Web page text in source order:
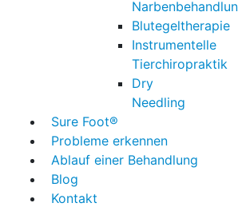
Blutegeltherapie
Instrumentelle
Tierchiropraktik
Dry
Needling
Sure Foot®
Probleme erkennen
Ablauf einer Behandlung
Blog
Kontakt